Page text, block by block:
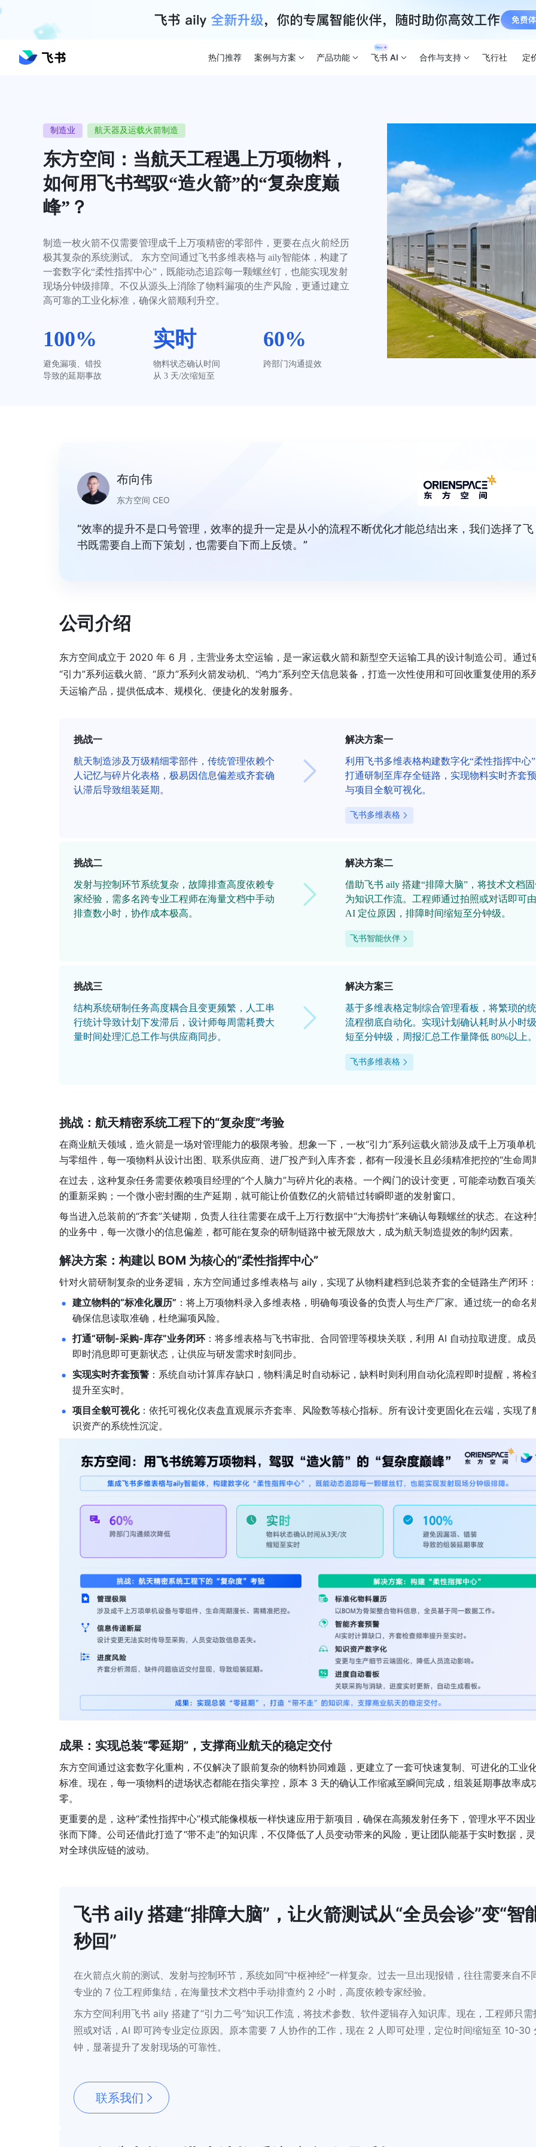
热门推荐 案例与方案 产品功能 飞书 AI 合作与支持 飞行社 定
制造业 航天器及运载火箭制造
东方空间：当航天工程遇上万项物料，
如何用飞书驾驭“造火箭”的“复杂度巅
峰”？
制造一枚火箭不仅需要管理成千上万项精密的零部件，更要在点火前经历
极其复杂的系统测试。 东方空间通过飞书多维表格与 aily智能体，构建了
一套数字化“柔性指挥中心”，既能动态追踪每一颗螺丝钉，也能实现发射
现场分钟级排障。不仅从源头上消除了物料漏项的生产风险，更通过建立
高可靠的工业化标准，确保火箭顺利升空。
100%
避免漏项、错投
导致的延期事故
实时
物料状态确认时间
从 3 天/次缩短至
60%
跨部门沟通提效
布向伟
东方空间 CEO
“效率的提升不是口号管理，效率的提升一定是从小的流程不断优化才能总结出来，我们选择了飞
书既需要自上而下策划，也需要自下而上反馈。”
公司介绍
东方空间成立于 2020 年 6 月，主营业务太空运输，是一家运载火箭和新型空天运输工具的设计制造公司。通过
“引力”系列运载火箭、“原力”系列火箭发动机、“鸿力”系列空天信息装备，打造一次性使用和可回收重复使用的系
天运输产品，提供低成本、规模化、便捷化的发射服务。
挑战一
航天制造涉及万级精细零部件，传统管理依赖个
人记忆与碎片化表格，极易因信息偏差或齐套确
认滞后导致组装延期。
解决方案一
利用飞书多维表格构建数字化“柔性指挥中心”
打通研制至库存全链路，实现物料实时齐套
与项目全貌可视化。
飞书多维表格
挑战二
发射与控制环节系统复杂，故障排查高度依赖专
家经验，需多名跨专业工程师在海量文档中手动
排查数小时，协作成本极高。
解决方案二
借助飞书 aily 搭建“排障大脑”，将技术文档
为知识工作流。工程师通过拍照或对话即可由
AI 定位原因，排障时间缩短至分钟级。
飞书智能伙伴
挑战三
结构系统研制任务高度耦合且变更频繁，人工串
行统计导致计划下发滞后，设计师每周需耗费大
量时间处理汇总工作与供应商同步。
解决方案三
基于多维表格定制综合管理看板，将繁琐的
流程彻底自动化。实现计划确认耗时从小时
短至分钟级，周报汇总工作量降低 80%以上。
飞书多维表格
挑战：航天精密系统工程下的“复杂度”考验
在商业航天领域，造火箭是一场对管理能力的极限考验。想象一下，一枚“引力”系列运载火箭涉及成千上万项单
与零组件，每一项物料从设计出图、联系供应商、进厂投产到入库齐套，都有一段漫长且必须精准把控的“生命周
在过去，这种复杂任务需要依赖项目经理的“个人脑力”与碎片化的表格。一个阀门的设计变更，可能牵动数百项
的重新采购；一个微小密封圈的生产延期，就可能让价值数亿的火箭错过转瞬即逝的发射窗口。
每当进入总装前的“齐套”关键期，负责人往往需要在成千上万行数据中“大海捞针”来确认每颗螺丝的状态。在这种
的业务中，每一次微小的信息偏差，都可能在复杂的研制链路中被无限放大，成为航天制造提效的制约因素。
解决方案：构建以 BOM 为核心的“柔性指挥中心”
针对火箭研制复杂的业务逻辑，东方空间通过多维表格与 aily，实现了从物料建档到总装齐套的全链路生产闭环：
建立物料的“标准化履历” ：将上万项物料录入多维表格，明确每项设备的负责人与生产厂家。通过统一的命名
确保信息读取准确，杜绝漏项风险。
打通“研制-采购-库存”业务闭环：将多维表格与飞书审批、合同管理等模块关联，利用 AI 自动拉取进度。成
即时消息即可更新状态，让供应与研发需求时刻同步。
实现实时齐套预警 ：系统自动计算库存缺口，物料满足时自动标记，缺料时则利用自动化流程即时提醒，将检
提升至实时。
项目全貌可视化：依托可视化仪表盘直观展示齐套率、风险数等核心指标。所有设计变更固化在云端，实现了
识资产的系统性沉淀。
成果：实现总装“零延期”，支撑商业航天的稳定交付
东方空间通过这套数字化重构，不仅解决了眼前复杂的物料协同难题，更建立了一套可快速复制、可进化的工业
标准。现在，每一项物料的进场状态都能在指尖掌控，原本 3 天的确认工作缩减至瞬间完成，组装延期事故率成
零。
更重要的是，这种“柔性指挥中心”模式能像模板一样快速应用于新项目，确保在高频发射任务下，管理水平不因
张而下降。公司还借此打造了“带不走”的知识库，不仅降低了人员变动带来的风险，更让团队能基于实时数据，
对全球供应链的波动。
飞书 aily 搭建“排障大脑”，让火箭测试从“全员会诊”变“智
秒回”
在火箭点火前的测试、发射与控制环节，系统如同“中枢神经”一样复杂。过去一旦出现报错，往往需要来自不
专业的 7 位工程师集结，在海量技术文档中手动排查约 2 小时，高度依赖专家经验。
东方空间利用飞书 aily 搭建了“引力二号”知识工作流，将技术参数、软件逻辑存入知识库。现在，工程师只需
照或对话，AI 即可跨专业定位原因。原本需要 7 人协作的工作，现在 2 人即可处理，定位时间缩短至 10-30
钟，显著提升了发射现场的可靠性。
联系我们